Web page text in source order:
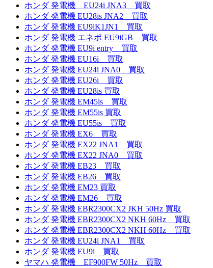
ホンダ 発電機 EU24i JNA3 買取
ホンダ 発電機 EU28is JNA2 買取
ホンダ 発電機 EU9iK1JN1 買取
ホンダ 発電機 エネポ EU9iGB 買取
ホンダ 発電機 EU9i entry 買取
ホンダ 発電機 EU16i 買取
ホンダ 発電機 EU24i JNA0 買取
ホンダ 発電機 EU26i 買取
ホンダ 発電機 EU28is 買取
ホンダ 発電機 EM45is 買取
ホンダ 発電機 EM55is 買取
ホンダ 発電機 EU55is 買取
ホンダ 発電機 EX6 買取
ホンダ 発電機 EX22 JNA1 買取
ホンダ 発電機 EX22 JNA0 買取
ホンダ 発電機 EB23 買取
ホンダ 発電機 EB26 買取
ホンダ 発電機 EM23 買取
ホンダ 発電機 EM26 買取
ホンダ 発電機 EBR2300CX2 JKH 50Hz 買取
ホンダ 発電機 EBR2300CX2 NKH 60Hz 買取
ホンダ 発電機 EBR2300CX2 NKH 60Hz 買取
ホンダ 発電機 EU24i JNA1 買取
ホンダ 発電機 EU9i 買取
ヤマハ 発電機 EF900FW 50Hz 買取